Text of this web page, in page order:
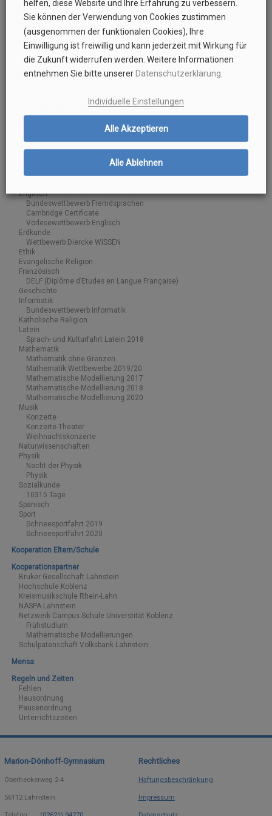
Europa-Tag
MDG-Tag
Projektwochen
Projekttage 2019
Tag der offenen Tür
Fachunterricht
Bild des Monats (Archiv)
Wettbewerbe Bildende Kunst
Biologie
Deutsch
Vorlesewettbewerb Deutsch
Weitere Erfolge
Englisch
Bundeswettbewerb Fremdsprachen
Cambridge Certificate
Vorlesewettbewerb Englisch
Erdkunde
Wettbewerb Diercke WISSEN
Ethik
Evangelische Religion
Französisch
DELF (Diplôme d’Etudes en Langue Française)
Geschichte
Informatik
Bundeswettbewerb Informatik
Katholische Religion
Latein
Sprach- und Kulturfahrt Latein 2018
Mathematik
Mathematik ohne Grenzen
Mathematik Wettbewerbe 2019/20
Mathematische Modellierung 2017
Mathematische Modellierung 2018
Mathematische Modellierung 2020
Musik
Konzerte
Konzerte-Theater
Weihnachtskonzerte
Naturwissenschaften
Physik
Nacht der Physik
Physik
Sozialkunde
10315 Tage
Spanisch
Sport
Schneesportfahrt 2019
Schneesportfahrt 2020
Kooperation Eltern/Schule
Kooperationspartner
Bruker Gesellschaft Lahnstein
Hochschule Koblenz
Kreismusikschule Rhein-Lahn
NASPA Lahnstein
Netzwerk Campus Schule Universtität Koblenz
Frühstudium
Mathematische Modellierungen
Schulpatenschaft Volksbank Lahnstein
Mensa
Regeln und Zeiten
Fehlen
Hausordnung
Pausenordnung
Unterrichtszeiten
Marion-Dönhoff-Gymnasium
Oberheckerweg 2-4
56112 Lahnstein
Rechtliches
Haftungsbeschränkung
Impressum
helfen, diese Website und Ihre Erfahrung zu verbessern.
Sie können der Verwendung von Cookies zustimmen
(ausgenommen der funktionalen Cookies), Ihre
Einwilligung ist freiwillig und kann jederzeit mit Wirkung für
die Zukunft widerrufen werden. Weitere Informationen
entnehmen Sie bitte unserer Datenschutzerklärung.
Individuelle Einstellungen
Alle Akzeptieren
Alle Ablehnen